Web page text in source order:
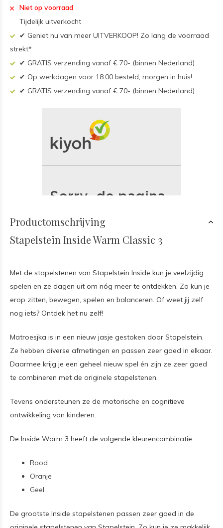
Niet op voorraad
Tijdelijk uitverkocht
✔ Geniet nu van meer UITVERKOOP! Zo lang de voorraad
strekt*
✔ GRATIS verzending vanaf € 70- (binnen Nederland)
✔ Op werkdagen voor 18:00 besteld, morgen in huis!
✔ GRATIS verzending vanaf € 70- (binnen Nederland)
Productomschrijving
Stapelstein Inside Warm Classic 3
Met de stapelstenen van Stapelstein Inside kun je veelzijdig
spelen en ze dagen uit om nóg meer te ontdekken. Zo kun je
erop zitten, bewegen, spelen en balanceren. Of weet jij zelf
nog iets? Ontdek het nu zelf!
Matroesjka is in een nieuw jasje gestoken door Stapelstein.
Ze hebben diverse afmetingen en passen zeer goed in elkaar.
Daarmee krijg je een geheel nieuw spel én zijn ze zeer goed
te combineren met de originele stapelstenen.
Tevens ondersteunen ze de motorische en cognitieve
ontwikkeling van kinderen.
De Inside Warm 3 heeft de volgende kleurencombinatie:
Rood
Oranje
Geel
De grootste Inside stapelstenen passen zeer goed in de